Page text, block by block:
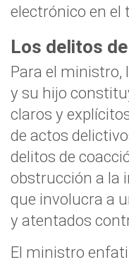
electrónico en el
Los delitos
Para el ministro,
y su hijo
claros y
de actos
delitos de
obstrucción a la
que involucra a
y atentados
El ministro